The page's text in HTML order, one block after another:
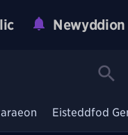
Newyddion
Eisteddfod